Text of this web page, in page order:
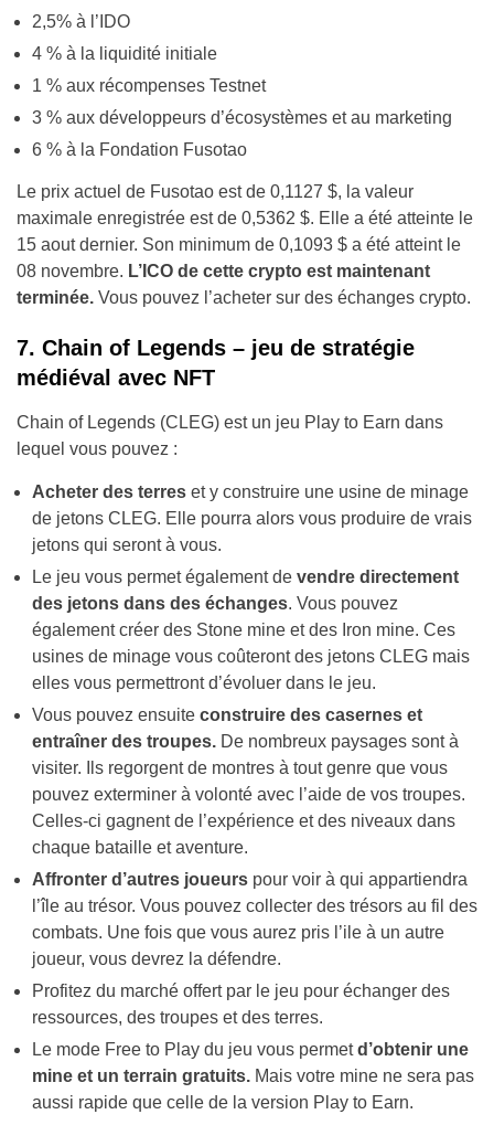
2,5% à l’IDO
4 % à la liquidité initiale
1 % aux récompenses Testnet
3 % aux développeurs d’écosystèmes et au marketing
6 % à la Fondation Fusotao
Le prix actuel de Fusotao est de 0,1127 $, la valeur
maximale enregistrée est de 0,5362 $. Elle a été atteinte le
15 aout dernier. Son minimum de 0,1093 $ a été atteint le
08 novembre. L’ICO de cette crypto est maintenant
terminée. Vous pouvez l’acheter sur des échanges crypto.
7. Chain of Legends – jeu de stratégie
médiéval avec NFT
Chain of Legends (CLEG) est un jeu Play to Earn dans
lequel vous pouvez :
Acheter des terres et y construire une usine de minage
de jetons CLEG. Elle pourra alors vous produire de vrais
jetons qui seront à vous.
Le jeu vous permet également de vendre directement
des jetons dans des échanges. Vous pouvez
également créer des Stone mine et des Iron mine. Ces
usines de minage vous coûteront des jetons CLEG mais
elles vous permettront d’évoluer dans le jeu.
Vous pouvez ensuite construire des casernes et
entraîner des troupes. De nombreux paysages sont à
visiter. Ils regorgent de montres à tout genre que vous
pouvez exterminer à volonté avec l’aide de vos troupes.
Celles-ci gagnent de l’expérience et des niveaux dans
chaque bataille et aventure.
Affronter d’autres joueurs pour voir à qui appartiendra
l’île au trésor. Vous pouvez collecter des trésors au fil des
combats. Une fois que vous aurez pris l’ile à un autre
joueur, vous devrez la défendre.
Profitez du marché offert par le jeu pour échanger des
ressources, des troupes et des terres.
Le mode Free to Play du jeu vous permetd’obtenir une
mine et un terrain gratuits. Mais votre mine ne sera pas
aussi rapide que celle de la version Play to Earn.